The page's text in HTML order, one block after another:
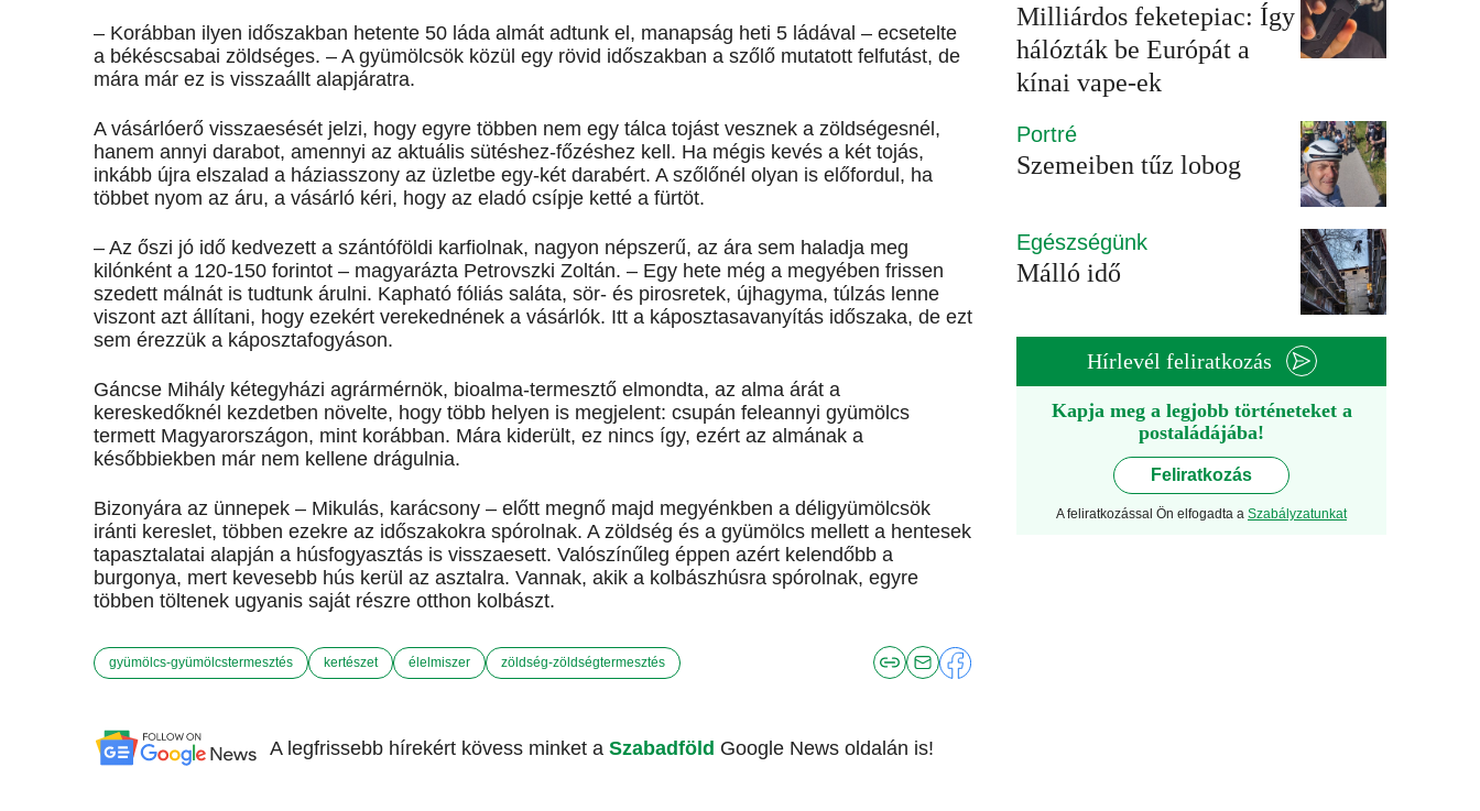
– Korábban ilyen időszakban hetente 50 láda almát adtunk el, manapság heti 5 ládával – ecsetelte
a békéscsabai zöldséges. – A gyümölcsök közül egy rövid időszakban a szőlő mutatott felfutást, de
mára már ez is visszaállt alapjáratra.
A vásárlóerő visszaesését jelzi, hogy egyre többen nem egy tálca tojást vesznek a zöldségesnél,
hanem annyi darabot, amennyi az aktuális sütéshez-főzéshez kell. Ha mégis kevés a két tojás,
inkább újra elszalad a háziasszony az üzletbe egy-két darabért. A szőlőnél olyan is előfordul, ha
többet nyom az áru, a vásárló kéri, hogy az eladó csípje ketté a fürtöt.
– Az őszi jó idő kedvezett a szántóföldi karfiolnak, nagyon népszerű, az ára sem haladja meg
kilónként a 120-150 forintot – magyarázta Petrovszki Zoltán. – Egy hete még a megyében frissen
szedett málnát is tudtunk árulni. Kapható fóliás saláta, sör- és pirosretek, újhagyma, túlzás lenne
viszont azt állítani, hogy ezekért verekednének a vásárlók. Itt a káposztasavanyítás időszaka, de ezt
sem érezzük a káposztafogyáson.
Gáncse Mihály kétegyházi agrármérnök, bioalma-termesztő elmondta, az alma árát a
kereskedőknél kezdetben növelte, hogy több helyen is megjelent: csupán feleannyi gyümölcs
termett Magyarországon, mint korábban. Mára kiderült, ez nincs így, ezért az almának a
későbbiekben már nem kellene drágulnia.
Bizonyára az ünnepek – Mikulás, karácsony – előtt megnő majd megyénkben a déligyümölcsök
iránti kereslet, többen ezekre az időszakokra spórolnak. A zöldség és a gyümölcs mellett a hentesek
tapasztalatai alapján a húsfogyasztás is visszaesett. Valószínűleg éppen azért kelendőbb a
burgonya, mert kevesebb hús kerül az asztalra. Vannak, akik a kolbászhúsra spórolnak, egyre
többen töltenek ugyanis saját részre otthon kolbászt.
gyümölcs-gyümölcstermesztés kertészet élelmiszer zöldség-zöldségtermesztés
A legfrissebb hírekért kövess minket a Szabadföld Google News oldalán is!
Milliárdos feketepiac: Így
hálózták be Európát a
kínai vape-ek
Portré
Szemeiben tűz lobog
Egészségünk
Málló idő
Hírlevél feliratkozás
Kapja meg a legjobb történeteket a
postaládájába!
Feliratkozás
A feliratkozással Ön elfogadta a Szabályzatunkat